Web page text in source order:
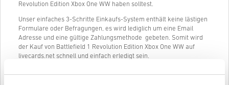
Revolution Edition Xbox One WW haben solltest.
Unser einfaches 3-Schritte Einkaufs-System enthält keine lästigen
Formulare oder Befragungen, es wird lediglich um eine Email
Adresse und eine gültige Zahlungsmethode gebeten. Somit wird
der Kauf von Battlefield 1 Revolution Edition Xbox One WW auf
livecards.net schnell und einfach erledigt sein.